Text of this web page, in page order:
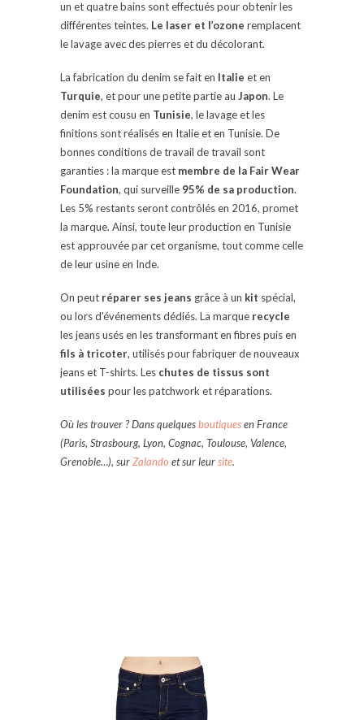
un et quatre bains sont effectués pour obtenir les
différentes teintes. Le laser et l’ozone remplacent
le lavage avec des pierres et du décolorant.
La fabrication du denim se fait en Italie et en
Turquie, et pour une petite partie au Japon. Le
denim est cousu en Tunisie, le lavage et les
finitions sont réalisés en Italie et en Tunisie. De
bonnes conditions de travail de travail sont
garanties : la marque est membre de la Fair Wear
Foundation, qui surveille 95% de sa production.
Les 5% restants seront contrôlés en 2016, promet
la marque. Ainsi, toute leur production en Tunisie
est approuvée par cet organisme, tout comme celle
de leur usine en Inde.
On peut réparer ses jeans grâce à un kit spécial,
ou lors d’événements dédiés. La marque recycle
les jeans usés en les transformant en fibres puis en
fils à tricoter, utilisés pour fabriquer de nouveaux
jeans et T-shirts. Les chutes de tissus sont
utilisées pour les patchwork et réparations.
Où les trouver ? Dans quelquesboutiquesen France
(Paris, Strasbourg, Lyon, Cognac, Toulouse, Valence,
Grenoble…), surZalando et sur leursite.